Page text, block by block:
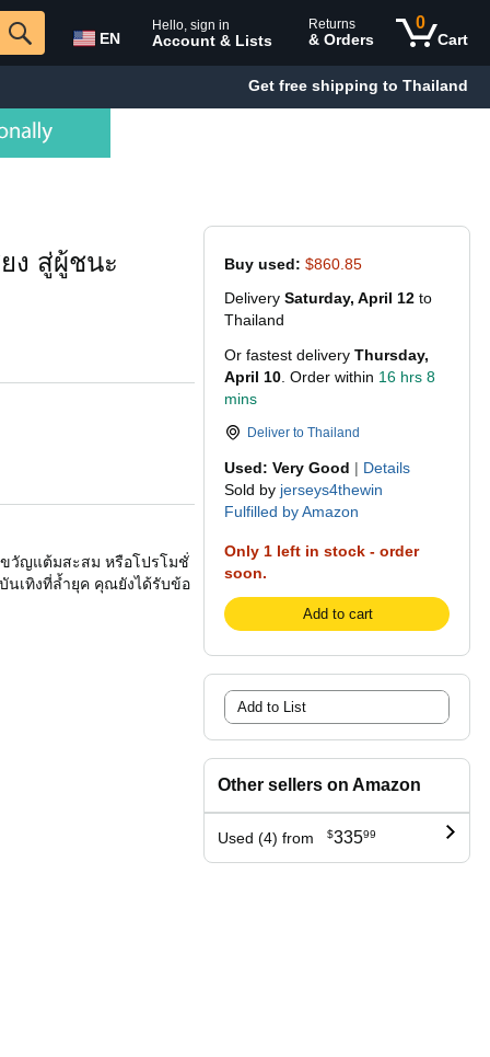
EN
Hello, sign in
Account & Lists
Returns
& Orders
0
Cart
Get free shipping to Thailand
Buy used: $860.85
Delivery Saturday, April 12 to
Thailand
Or fastest delivery Thursday,
April 10 . Order within 16 hrs 8
mins
Deliver to Thailand
Used: Very Good | Details
Sold by jerseys4thewin
Fulfilled by Amazon
Only 1 left in stock - order
soon.
Add to cart
Add to List
Other sellers on Amazon
Used (4) from $33599
ง สู่ผู้ชนะ
ขวัญแต้มสะสม หรือโปรโมชั่
นเทิงที่ล้ำยุค คุณยังได้รับข้อ